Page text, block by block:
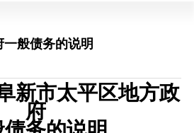
一般债务的说明
新市太平区地方政
府